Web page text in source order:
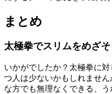
まとめ
太極拳でスリムをめざそ
いかがでしたか？太極拳に
つ人は少ないかもしれませ
な方でも無理なくできる、